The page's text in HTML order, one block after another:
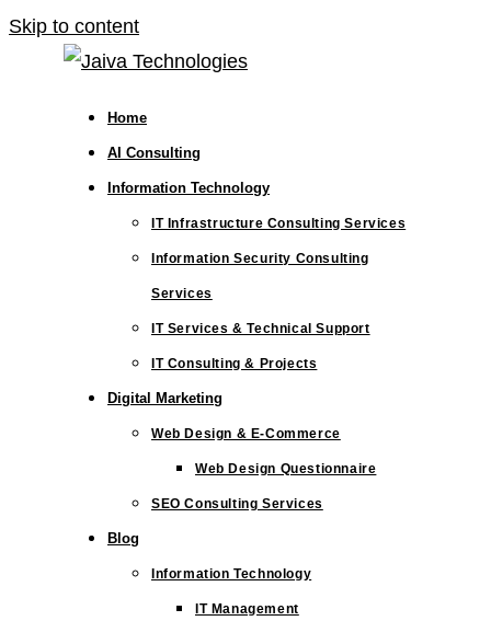
Skip to content
Home
AI Consulting
Information Technology
IT Infrastructure Consulting Services
Information Security Consulting
Services
IT Services & Technical Support
IT Consulting & Projects
Digital Marketing
Web Design & E-Commerce
Web Design Questionnaire
SEO Consulting Services
Blog
Information Technology
IT Management